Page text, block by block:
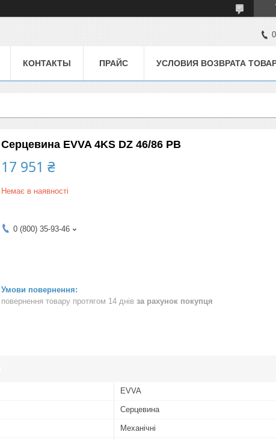
КОНТАКТЫ ПРАЙС УСЛОВИЯ ВОЗВРАТА
Серцевина EVVA 4KS DZ 46/86 PB
17 951 ₴
Немає в наявності
0 (800) 35-93-46
повернення товару протягом 14 днів за рахунок покупця
EVVA
Серцевина
Механічні